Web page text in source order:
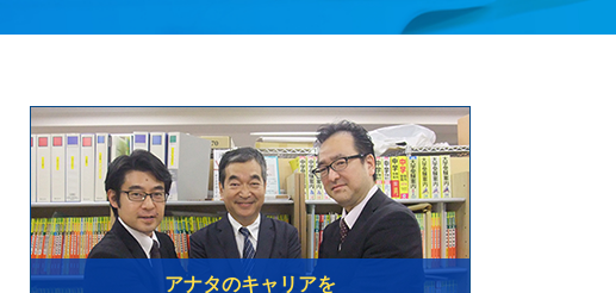
アナタのキャリアを